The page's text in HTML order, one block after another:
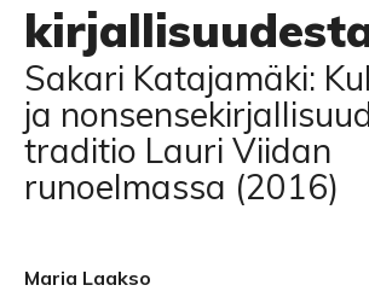
Sakari Katajamäki:
ja
traditio Lauri Viidan
runoelmassa (2016)
Maria Laakso